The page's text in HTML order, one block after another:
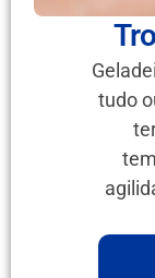
tudo